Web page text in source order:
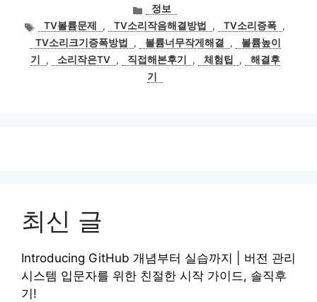
카
테
고
리
정보
태
그
TV볼륨문제 , TV소리작음해결방법 , TV소리증폭 ,
TV소리크기증폭방법
, 볼륨너무작게해결 ,
볼륨높이
기
, 소리작은TV , 직접해본후기 , 체험팁 ,
해결후
기
최신 글
Introducing GitHub 개념부터 실습까지 | 버전 관리
시스템 입문자를 위한 친절한 시작 가이드, 솔직후
기!